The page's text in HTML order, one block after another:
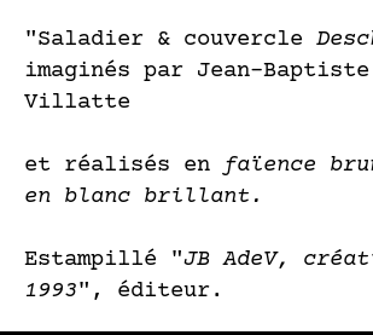
"Saladier & couvercle
imaginés par Jean-
Villatte
et réalisés en faïence
en blanc brillant.
Estampillé "JB AdeV,
1993", éditeur.